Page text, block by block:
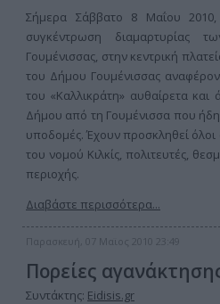
Σήμερα Σάββατο 8 Μαΐου 2010,
συγκέντρωση διαμαρτυρίας
Γουμένισσας, στην κεντρική
του Δήμου Γουμένισσας
του «Καλλικράτη» αυθαίρετα και
Δήμου από τη Γουμένισσα που ήδη
υποδομές. Έχουν προσκληθεί
του νομού Κιλκίς, πολιτευτές,
περιοχής.
Διαβάστε περισσότερα...
Παρασκευή, 07 Μαϊος 2010 23:49
Πορείες
Συντάκτης: Eidisis.gr